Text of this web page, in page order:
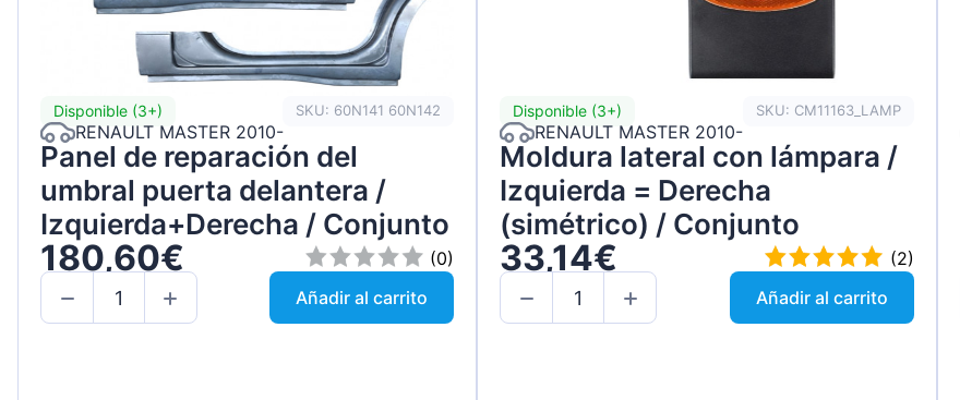
Disponible (3+) SKU: 60N141 60N142
RENAULT MASTER 2010-
Panel de reparación del
umbral puerta delantera /
Izquierda+Derecha / Conjunto
180,60€
(0)
Añadir al carrito
Disponible (3+) SKU: CM11163_LAMP
RENAULT MASTER 2010-
Moldura lateral con lámpara /
Izquierda = Derecha
(simétrico) / Conjunto
33,14€
(2)
Añadir al carrito